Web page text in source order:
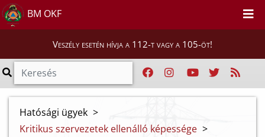
BM OKF
Veszély esetén hívja a 112-t vagy a 105-öt!
Hatósági ügyek >
Kritikus szervezetek ellenálló képessége >